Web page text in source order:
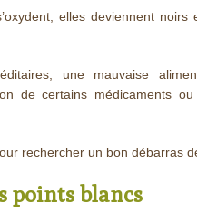
elles deviennent noirs
une mauvaise
de certains médicaments
rechercher un bon débarras
points blancs